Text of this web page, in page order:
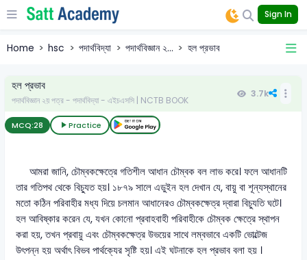
Sign In
Home hsc পদার্থবিদ্যা পদার্থবিজ্ঞান ২... হল প্রভাব
হল প্রভাব
পদার্থবিজ্ঞান ২য় পত্র - পদার্থবিদ্যা - এইচএসসি | NCTB BOOK
3.7k
MCQ:28 Practice
আমরা জানি, চৌম্বকক্ষেত্রে গতিশীল আধান চৌম্বক বল লাভ করে। ফলে আধানটি
তার গতিপথ থেকে বিচ্যুত হয়। ১৮৭৯ সালে এডুইন হল দেখান যে, বায়ু বা শূন্যস্থানের
মতো কঠিন পরিবাহীর মধ্য দিয়ে চলমান আধানেরও চৌম্বকক্ষেত্র দ্বারা বিচ্যুতি ঘটে।
হল আবিষ্কার করেন যে, যখন কোনো প্রবাহবাহী পরিবাহীকে চৌম্বক ক্ষেত্রে স্থাপন
করা হয়, তখন প্রবায়ু এবং চৌম্বকক্ষেত্র উভয়ের সাথে লম্বভাবে একটি ভোল্টেজ
উৎপন্ন হয় অর্থাৎ বিভব পার্থক্যের সৃষ্টি হয়। এই ঘটনাকে হল প্রভাব বলা হয় ।